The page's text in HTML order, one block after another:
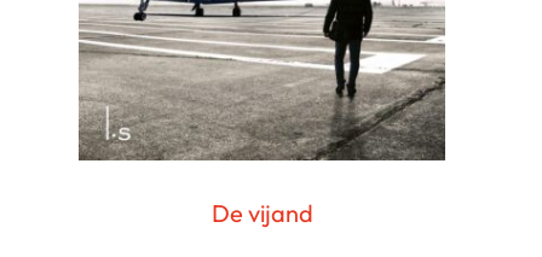
De vijand